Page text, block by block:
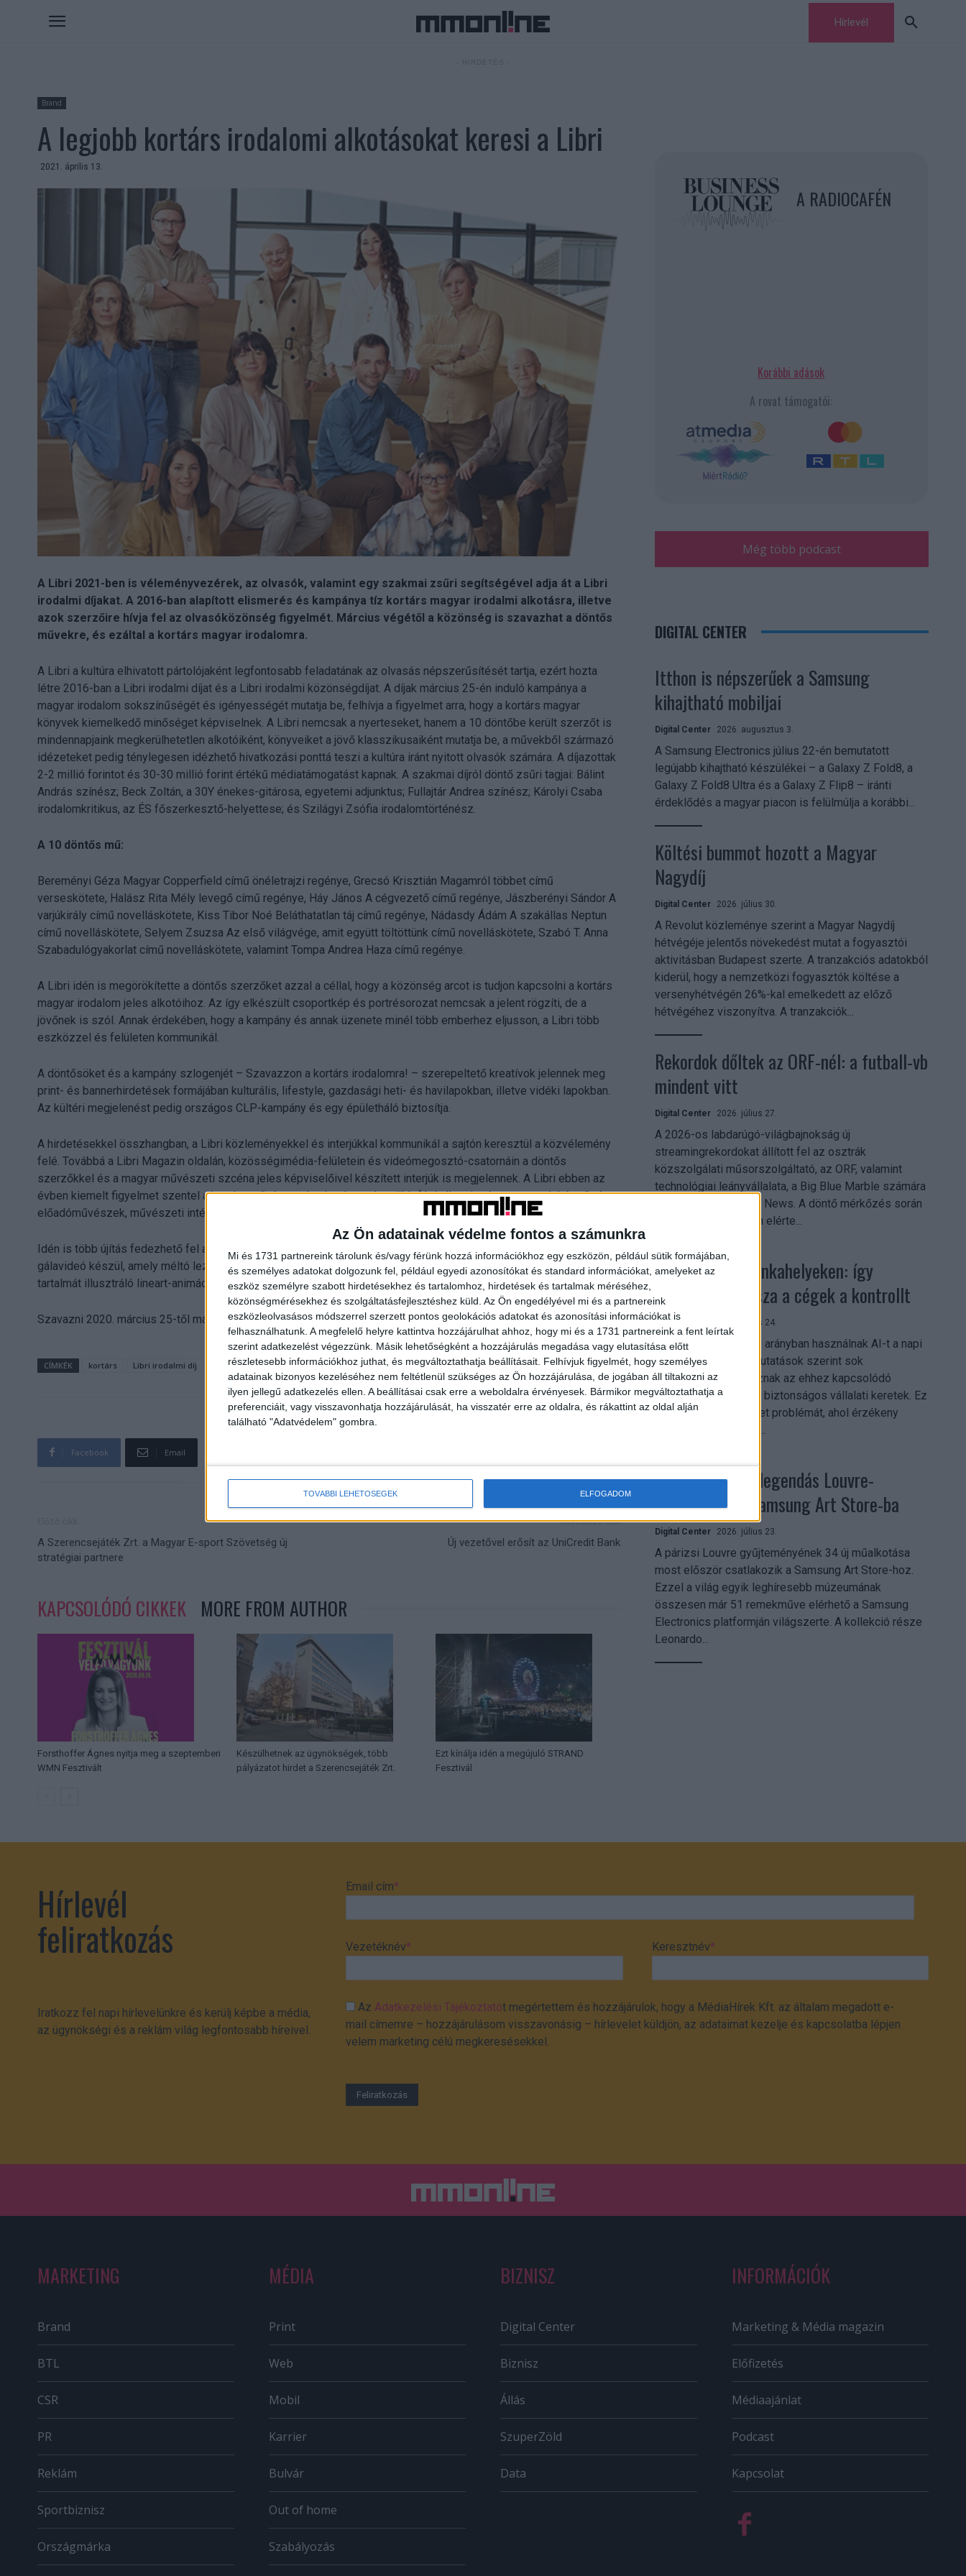
Az Ön adatainak védelme fontos a számunkra
Mi és 1731 partnereink tárolunk és/vagy férünk hozzá információkhoz egy eszközön, például sütik formájában,
és személyes adatokat dolgozunk fel, például egyedi azonosítókat és standard információkat, amelyeket az
eszköz személyre szabott hirdetésekhez és tartalomhoz, hirdetések és tartalmak méréséhez,
közönségmérésekhez és szolgáltatásfejlesztéshez küld. Az Ön engedélyével mi és a partnereink
eszközleolvasásos módszerrel szerzett pontos geolokációs adatokat és azonosítási információkat is
felhasználhatunk. A megfelelő helyre kattintva hozzájárulhat ahhoz, hogy mi és a 1731 partnereink a fent leírtak
szerint adatkezelést végezzünk. Másik lehetőségként a hozzájárulás megadása vagy elutasítása előtt
részletesebb információkhoz juthat, és megváltoztathatja beállításait. Felhívjuk figyelmét, hogy személyes
adatainak bizonyos kezeléséhez nem feltétlenül szükséges az Ön hozzájárulása, de jogában áll tiltakozni az
ilyen jellegű adatkezelés ellen. A beállításai csak erre a weboldalra érvényesek. Bármikor megváltoztathatja a
preferenciáit, vagy visszavonhatja hozzájárulását, ha visszatér erre az oldalra, és rákattint az oldal alján
található "Adatvédelem" gombra.
TOVÁBBI LEHETŐSÉGEK ELFOGADOM
Hírlevél
Brand
A legjobb kortárs irodalomi alkotásokat keresi a Libri
2021. április 13.
A Libri 2021-ben is véleményvezérek, az olvasók, valamint egy szakmai zsűri segítségével adja át a Libri
irodalmi díjakat. A 2016-ban alapított elismerés és kampánya tíz kortárs magyar irodalmi alkotásra, illetve
azok szerzőire hívja fel az olvasóközönség figyelmét. Március végétől a közönség is szavazhat a döntős
művekre, és ezáltal a kortárs magyar irodalomra.
A Libri a kultúra elhivatott pártolójaként legfontosabb feladatának az olvasás népszerűsítését tartja, ezért hozta
létre 2016-ban a Libri irodalmi díjat és a Libri irodalmi közönségdíjat. A díjak március 25-én induló kampánya a
magyar irodalom sokszínűségét és igényességét mutatja be, felhívja a figyelmet arra, hogy a kortárs magyar
könyvek kiemelkedő minőséget képviselnek. A Libri nemcsak a nyerteseket, hanem a 10 döntőbe került szerzőt is
mindennapjaink megkerülhetetlen alkotóiként, könyveiket a jövő klasszikusaiként mutatja be, a művekből származó
idézeteket pedig ténylegesen idézhető hivatkozási ponttá teszi a kultúra iránt nyitott olvasók számára. A díjazottak
2-2 millió forintot és 30-30 millió forint értékű médiatámogatást kapnak. A szakmai díjról döntő zsűri tagjai: Bálint
András színész; Beck Zoltán, a 30Y énekes-gitárosa, egyetemi adjunktus; Fullajtár Andrea színész; Károlyi Csaba
irodalomkritikus, az ÉS főszerkesztő-helyettese; és Szilágyi Zsófia irodalomtörténész.
A 10 döntős mű:
Bereményi Géza Magyar Copperfield című önéletrajzi regénye, Grecsó Krisztián Magamról többet című
verseskötete, Halász Rita Mély levegő című regénye, Háy János A cégvezető című regénye, Jászberényi Sándor A
varjúkirály című novelláskötete, Kiss Tibor Noé Beláthatatlan táj című regénye, Nádasdy Ádám A szakállas Neptun
című novelláskötete, Selyem Zsuzsa Az első világvége, amit együtt töltöttünk című novelláskötete, Szabó T. Anna
Szabadulógyakorlat című novelláskötete, valamint Tompa Andrea Haza című regénye.
A Libri idén is megörökítette a döntős szerzőket azzal a céllal, hogy a közönség arcot is tudjon kapcsolni a kortárs
magyar irodalom jeles alkotóihoz. Az így elkészült csoportkép és portrésorozat nemcsak a jelent rögzíti, de a
jövőnek is szól. Annak érdekében, hogy a kampány és annak üzenete minél több emberhez eljusson, a Libri több
eszközzel és felületen kommunikál.
A döntősöket és a kampány szlogenjét – Szavazzon a kortárs irodalomra! – szerepeltető kreatívok jelennek meg
print- és bannerhirdetések formájában kulturális, lifestyle, gazdasági heti- és havilapokban, illetve vidéki lapokban.
Az kültéri megjelenést pedig országos CLP-kampány és egy épületháló biztosítja.
A hirdetésekkel összhangban, a Libri közleményekkel és interjúkkal kommunikál a sajtón keresztül a közvélemény
felé. Továbbá a Libri Magazin oldalán, közösségimédia-felületein és videómegosztó-csatornáin a döntős
szerzőkkel és a magyar művészeti szcéna jeles képviselőivel készített interjúk is megjelennek. A Libri ebben az
évben kiemelt figyelmet szentel a kortárs művészeteknek, a kampány több fázisában is részt vesznek képző- és
előadóművészek, művészeti intézmények vezetői, a mai magyar művészeti élet kiemelkedő egyéniségei.
Idén is több újítás fedezhető fel a kampányban. Ezek közül a legjelentősebb, hogy díjátadó ünnepség helyett egy
gálavideó készül, amely méltó lezárása lesz a Libri irodalmi díjak kampányának. Újdonság továbbá a könyvek
tartalmát illusztráló lineart-animáció és a döntősöket bemutató montázs is.
Szavazni 2020. március 25-től május 2-ig lehet a kezdeményezés weboldalán.
CÍMKÉK kortárs Libri irodalmi díj
Facebook Email
A Szerencsejáték Zrt. a Magyar E-sport Szövetség új
stratégiai partnere
Következő cikk
Új vezetővel erősít az UniCredit Bank
KAPCSOLÓDÓ CIKKEK MORE FROM AUTHOR
Forsthoffer Ágnes nyitja meg a szeptemberi
WMN Fesztivált
Készülhetnek az ügynökségek, több
pályázatot hirdet a Szerencsejáték Zrt.
Ezt kínálja idén a megújuló STRAND
Fesztivál
A RADIOCAFÉN
Korábbi adások
A rovat támogatói:
Még több podcast
DIGITAL CENTER
Itthon is népszerűek a Samsung
kihajtható mobiljai
Digital Center 2026. augusztus 3.
A Samsung Electronics július 22-én bemutatott
legújabb kihajtható készülékei – a Galaxy Z Fold8, a
Galaxy Z Fold8 Ultra és a Galaxy Z Flip8 – iránti
érdeklődés a magyar piacon is felülmúlja a korábbi...
Költési bummot hozott a Magyar
Nagydíj
Digital Center 2026. július 30.
A Revolut közleménye szerint a Magyar Nagydíj
hétvégéje jelentős növekedést mutat a fogyasztói
aktivitásban Budapest szerte. A tranzakciós adatokból
kiderül, hogy a nemzetközi fogyasztók költése a
versenyhétvégén 26%-kal emelkedett az előző
hétvégéhez viszonyítva. A tranzakciók...
Rekordok dőltek az ORF-nél: a futball-vb
mindent vitt
Digital Center 2026. július 27.
A 2026-os labdarúgó-világbajnokság új
streamingrekordokat állított fel az osztrák
közszolgálati műsorszolgáltató, az ORF, valamint
technológiai leányvállalata, a Big Blue Marble számára
– írja a Broadband TV News. A döntő mérkőzés során
az átlagos nézőszám elérte...
Shadow AI a munkahelyeken: így
szerezhetik vissza a cégek a kontrollt
Digital Center 2026. július 24.
A munkavállalók nagy arányban használnak AI-t a napi
munkában, ám friss kutatások szerint sok
szervezetnél hiányoznak az ehhez kapcsolódó
világos irányelvek és biztonságos vállalati keretek. Ez
különösen ott jelenthet problémát, ahol érzékeny
üzleti információkkal...
Megérkezett a legendás Louvre-
gyűjtemény a Samsung Art Store-ba
Digital Center 2026. július 23.
A párizsi Louvre gyűjteményének 34 új műalkotása
most először csatlakozik a Samsung Art Store-hoz.
Ezzel a világ egyik leghíresebb múzeumának
összesen már 51 remekműve elérhető a Samsung
Electronics platformján világszerte. A kollekció része
Leonardo...
Hírlevél
feliratkozás
Iratkozz fel napi hírlevelünkre és kerülj képbe a média,
az ügynökségi és a reklám világ legfontosabb híreivel.
Email cím*
Vezetéknév* Keresztnév*
AzAdatkezelési Tájékoztatót megértettem és hozzájárulok, hogy a MédiaHírek Kft. az általam megadott e-
mail címemre – hozzájárulásom visszavonásig – hírlevelet küldjön, az adataimat kezelje és kapcsolatba lépjen
velem marketing célú megkeresésekkel.
MARKETING
Brand
BTL
CSR
PR
Reklám
Sportbiznisz
Országmárka
MÉDIA
Print
Web
Mobil
Karrier
Bulvár
Out of home
Szabályozás
BIZNISZ
Digital Center
Biznisz
Állás
SzuperZöld
Data
INFORMÁCIÓK
Marketing & Média magazin
Előfizetés
Médiaajánlat
Podcast
Kapcsolat